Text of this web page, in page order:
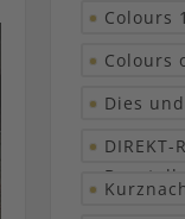
Colours
Colours
Dies
Baustelle